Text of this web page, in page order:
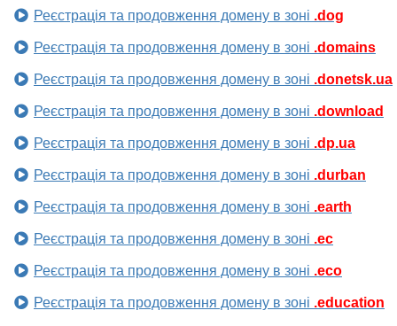
Реєстрація та продовження домену в зоні .dog
Реєстрація та продовження домену в зоні .domains
Реєстрація та продовження домену в зоні .donetsk.ua
Реєстрація та продовження домену в зоні .download
Реєстрація та продовження домену в зоні .dp.ua
Реєстрація та продовження домену в зоні .durban
Реєстрація та продовження домену в зоні .earth
Реєстрація та продовження домену в зоні .ec
Реєстрація та продовження домену в зоні .eco
Реєстрація та продовження домену в зоні .education